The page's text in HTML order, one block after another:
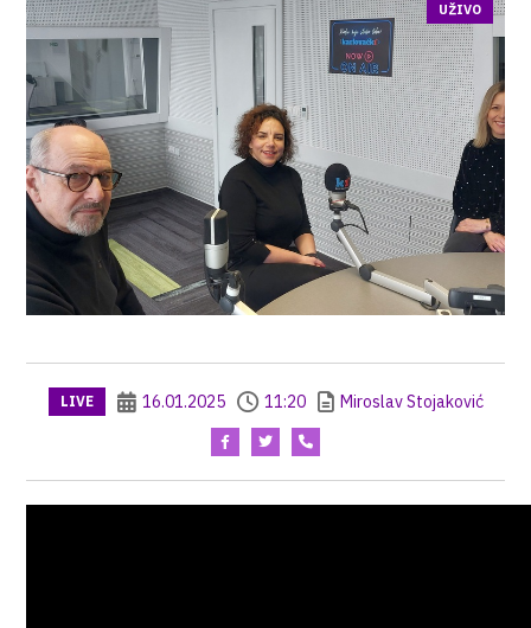
UŽIVO
LIVE 16.01.2025 11:20 Miroslav Stojaković